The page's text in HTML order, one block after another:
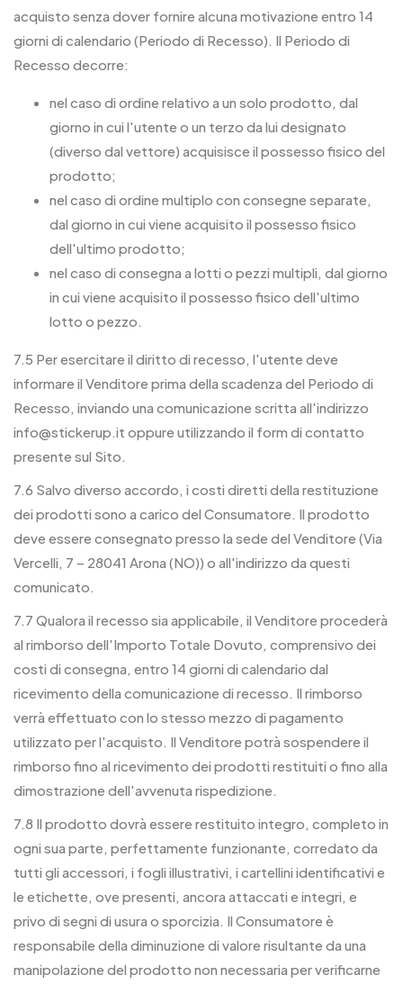
acquisto senza dover fornire alcuna motivazione entro 14
giorni di calendario (Periodo di Recesso). Il Periodo di
Recesso decorre:
nel caso di ordine relativo a un solo prodotto, dal
giorno in cui l'utente o un terzo da lui designato
(diverso dal vettore) acquisisce il possesso fisico del
prodotto;
nel caso di ordine multiplo con consegne separate,
dal giorno in cui viene acquisito il possesso fisico
dell'ultimo prodotto;
nel caso di consegna a lotti o pezzi multipli, dal giorno
in cui viene acquisito il possesso fisico dell'ultimo
lotto o pezzo.
7.5 Per esercitare il diritto di recesso, l'utente deve
informare il Venditore prima della scadenza del Periodo di
Recesso, inviando una comunicazione scritta all'indirizzo
info@stickerup.it oppure utilizzando il form di contatto
presente sul Sito.
7.6 Salvo diverso accordo, i costi diretti della restituzione
dei prodotti sono a carico del Consumatore. Il prodotto
deve essere consegnato presso la sede del Venditore (Via
Vercelli, 7 – 28041 Arona (NO)) o all'indirizzo da questi
comunicato.
7.7 Qualora il recesso sia applicabile, il Venditore procederà
al rimborso dell'Importo Totale Dovuto, comprensivo dei
costi di consegna, entro 14 giorni di calendario dal
ricevimento della comunicazione di recesso. Il rimborso
verrà effettuato con lo stesso mezzo di pagamento
utilizzato per l'acquisto. Il Venditore potrà sospendere il
rimborso fino al ricevimento dei prodotti restituiti o fino alla
dimostrazione dell'avvenuta rispedizione.
7.8 Il prodotto dovrà essere restituito integro, completo in
ogni sua parte, perfettamente funzionante, corredato da
tutti gli accessori, i fogli illustrativi, i cartellini identificativi e
le etichette, ove presenti, ancora attaccati e integri, e
privo di segni di usura o sporcizia. Il Consumatore è
responsabile della diminuzione di valore risultante da una
manipolazione del prodotto non necessaria per verificarne